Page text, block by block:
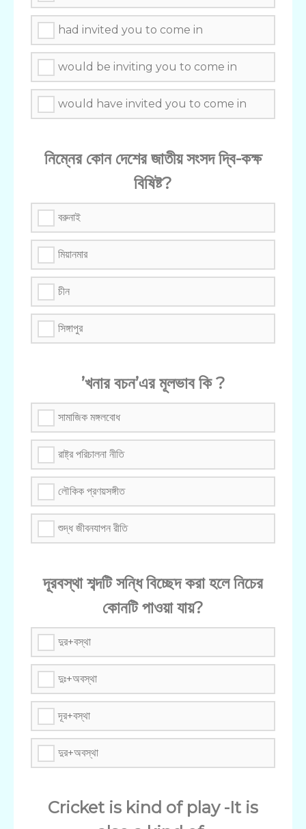
had invited you to come in
would be inviting you to come in
would have invited you to come in
নিম্নের কোন দেশের জাতীয় সংসদ দ্বি-কক্ষ
বিষিষ্ট?
বরুনাই
মিয়ানমার
চীন
সিঙ্গাপুর
’খনার বচন’এর মূলভাব কি ?
সামাজিক মঙ্গলবোধ
রাষ্ট্র পরিচালনা নীতি
লৌকিক প্রণয়সঙ্গীত
শুদ্ধ জীবনযাপন রীতি
দূরবস্থা শব্দটি সন্ধি বিচ্ছেদ করা হলে নিচের
কোনটি পাওয়া যায়?
দুর+বস্থা
দুঃ+অবস্থা
দূর+বস্থা
দুর+অবস্থা
Cricket is kind of play -It is